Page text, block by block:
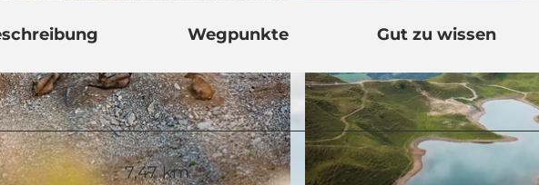
Wegpunkte Gut zu wissen
7,47 km